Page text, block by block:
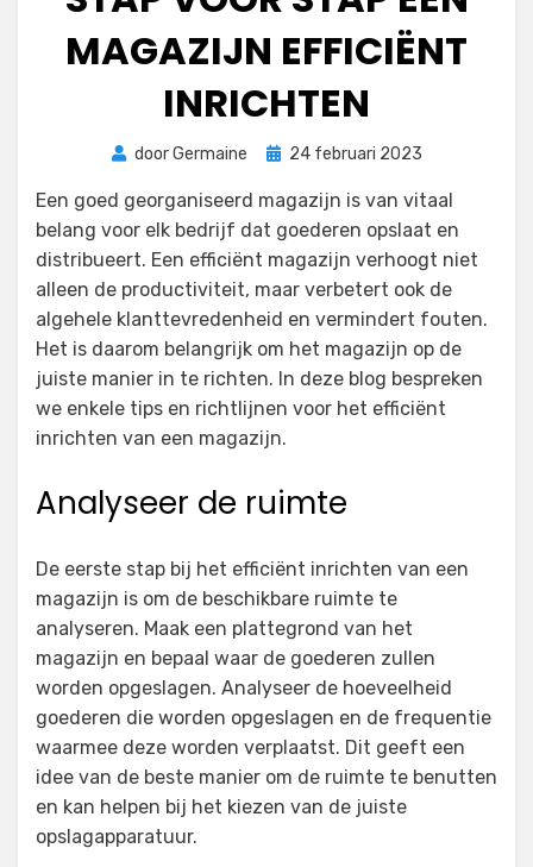
MAGAZIJN EFFICIËNT
INRICHTEN
doorGermaine
Geplaatst
24 februari 2023
Een goed georganiseerd magazijn is van vitaal
belang voor elk bedrijf dat goederen opslaat en
distribueert. Een efficiënt magazijn verhoogt niet
alleen de productiviteit, maar verbetert ook de
algehele klanttevredenheid en vermindert fouten.
Het is daarom belangrijk om het magazijn op de
juiste manier in te richten. In deze blog bespreken
we enkele tips en richtlijnen voor het efficiënt
inrichten van een magazijn.
Analyseer de ruimte
De eerste stap bij het efficiënt inrichten van een
magazijn is om de beschikbare ruimte te
analyseren. Maak een plattegrond van het
magazijn en bepaal waar de goederen zullen
worden opgeslagen. Analyseer de hoeveelheid
goederen die worden opgeslagen en de frequentie
waarmee deze worden verplaatst. Dit geeft een
idee van de beste manier om de ruimte te benutten
en kan helpen bij het kiezen van de juiste
opslagapparatuur.